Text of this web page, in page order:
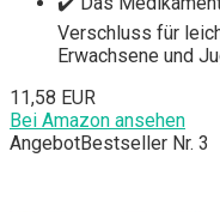
Verschluss für
Erwachsene und
11,58 EUR
Bei Amazon ansehen
AngebotBestseller Nr. 3